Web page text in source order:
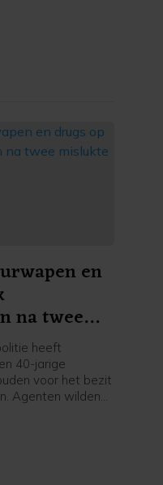
en
na twee
heeft
40-jarige
voor het bezit
Agenten wilden